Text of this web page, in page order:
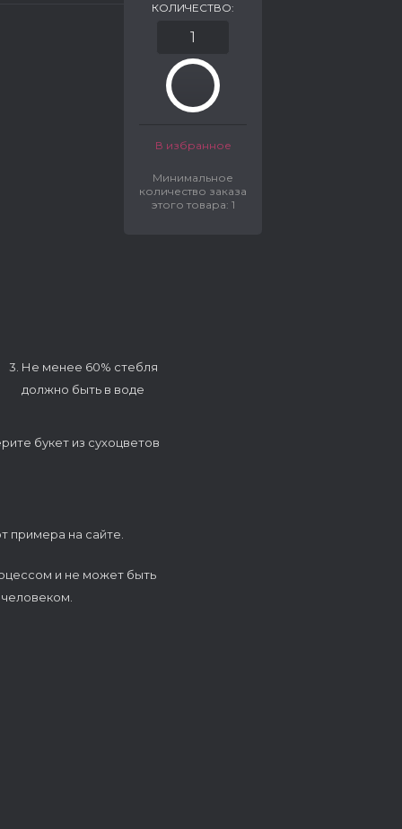
КОЛИЧЕСТВО:
В избранное
Минимальное
количество заказа
этого товара: 1
3. Не менее 60% стебля
должно быть в воде
букет из сухоцветов
примера на сайте.
и не может быть